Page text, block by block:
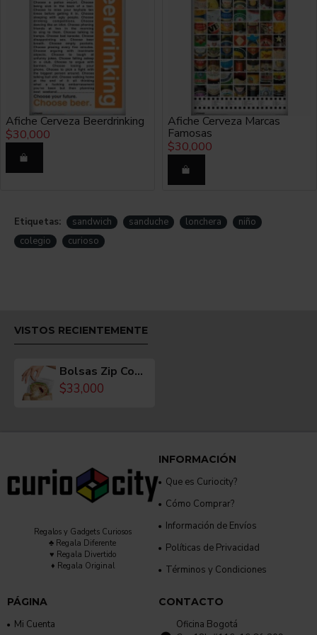
Afiche Cerveza Beerdrinking
$30,000
Afiche Cerveza Marcas
Famosas
$30,000
Etiquetas: sandwich sanduche lonchera
niño
colegio
curioso
VISTOS RECIENTEMENTE
Bolsas Zip Con Bichos Pintados
$33,000
Regalos y Gadgets Curiosos
♣ Regala Diferente
♥ Regala Divertido
♦ Regala Original
INFORMACIÓN
Que es Curiocity?
Cómo Comprar?
Información de Envíos
Políticas de Privacidad
Términos y Condiciones
PÁGINA
Mi Cuenta
CONTACTO
Oficina Bogotá